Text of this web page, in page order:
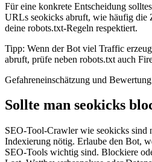
Für eine konkrete Entscheidung
URLs seokicks abruft, wie häufig die
deine robots.txt-Regeln respektiert.
Tipp: Wenn der Bot viel Traffic
abruft, prüfe neben robots.txt auch
Gefahreneinschätzung und Bewertung
Sollte man seokicks
SEO-Tool-Crawler wie seokicks sind
Indexierung nötig. Erlaube den Bot,
SEO-Tools wichtig sind. Blockiere